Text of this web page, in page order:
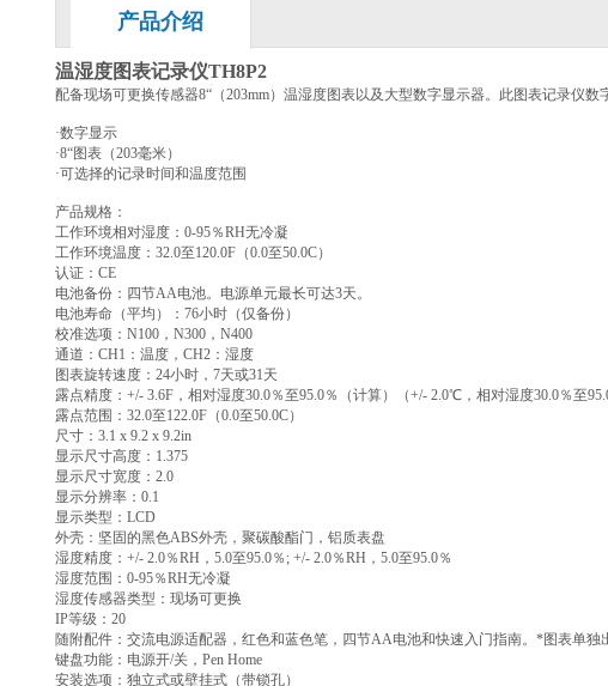
产品介绍
温湿度图表记录仪TH8P2
配备现场可更换传感器8“ （203mm）温湿度图表以及大型数字显示器。此图表记录仪数
·数字显示
·8“图表（203毫米）
·可选择的记录时间和温度范围
产品规格：
工作环境相对湿度： 0-95％RH无冷凝
工作环境温度： 32.0至120.0F （0.0至50.0C）
认证： CE
电池备份：四节AA电池。电源单元最长可达3天。
电池寿命（平均）： 76小时（仅备份）
校准选项： N100 ， N300 ， N400
通道： CH1 ：温度， CH2 ：湿度
图表旋转速度： 24小时， 7天或31天
露点精度： +/- 3.6F ，相对湿度30.0％至95.0％（计算）（+/- 2.0℃ ，相对湿度30.0％至
露点范围： 32.0至122.0F （0.0至50.0C）
尺寸： 3.1 x 9.2 x 9.2in
显示尺寸高度： 1.375
显示尺寸宽度： 2.0
显示分辨率： 0.1
显示类型： LCD
外壳：坚固的黑色ABS外壳，聚碳酸酯门，铝质表盘
湿度精度： +/- 2.0％RH ， 5.0至95.0％ ; +/- 2.0％RH ， 5.0至95.0％
湿度范围： 0-95％RH无冷凝
湿度传感器类型：现场可更换
IP等级： 20
随附配件：交流电源适配器，红色和蓝色笔，四节AA电池和快速入门指南。 *图表单独
键盘功能：电源开/关， Pen Home
安装选项：独立式或壁挂式（带锁孔）